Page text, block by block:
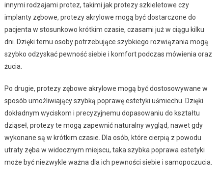
innymi rodzajami protez, takimi jak protezy szkieletowe czy
implanty zębowe, protezy akrylowe mogą być dostarczone do
pacjenta w stosunkowo krótkim czasie, czasami już w ciągu kilku
dni. Dzięki temu osoby potrzebujące szybkiego rozwiązania mogą
szybko odzyskać pewność siebie i komfort podczas mówienia oraz
żucia.
Po drugie, protezy zębowe akrylowe mogą być dostosowywane w
sposób umożliwiający szybką poprawę estetyki uśmiechu. Dzięki
dokładnym wyciskom i precyzyjnemu dopasowaniu do kształtu
dziąseł, protezy te mogą zapewnić naturalny wygląd, nawet gdy
wykonane są w krótkim czasie. Dla osób, które cierpią z powodu
utraty zęba w widocznym miejscu, taka szybka poprawa estetyki
może być niezwykle ważna dla ich pewności siebie i samopoczucia.